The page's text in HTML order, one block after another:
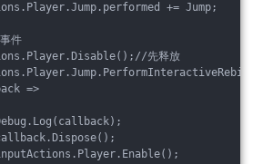
+= Jump;
件
先释放
=>